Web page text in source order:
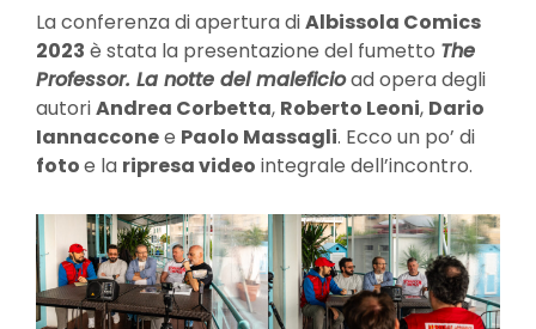
La conferenza di apertura diAlbissola Comics
2023 è stata la presentazione del fumetto The
Professor. La notte del maleficioad opera degli
autoriAndrea Corbetta, Roberto Leoni, Dario
Iannacconee Paolo Massagli. Ecco un po’ di
fotoe la ripresa video integrale dell’incontro.